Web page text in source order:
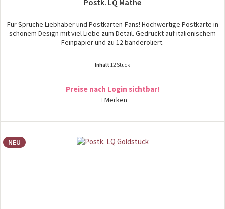
Für Sprüche Liebhaber und Postkarten-Fans! Hochwertige Postkarte in
schönem Design mit viel Liebe zum Detail. Gedruckt auf italienischem
Feinpapier und zu 12 banderoliert.
Inhalt 12 Stück
Preise nach Login sichtbar!
Merken
NEU